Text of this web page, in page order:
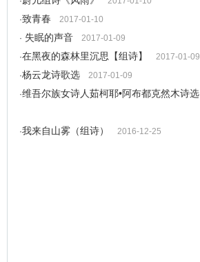
·致青春
2017-01-10
· 失眠的声音
2017-01-09
·在黑夜的森林里沉思【组诗】
2017-01-09
·杨云龙诗歌选
2017-01-09
·维吾尔族女诗人茹柯耶•阿布都克然木诗选
·我来自山雾（组诗） 2016-12-25